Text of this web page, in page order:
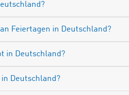
Feiertagen in Deutschland?
in Deutschland?
Deutschland?